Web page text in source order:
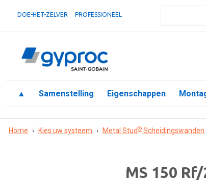
DOE-HET-ZELVER PROFESSIONEEL
▲ Samenstelling Eigenschappen
Home › Kies uw systeem › Metal Stud® Scheidingswanden
MS 150